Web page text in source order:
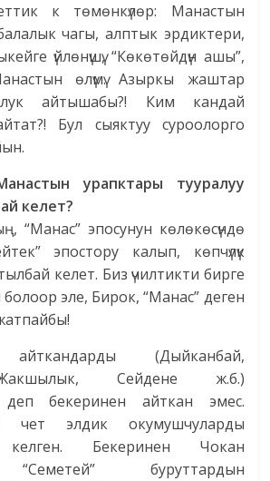
к төмөнкүлөр: Манастын
чагы, алптык эрдиктери,
үйлөнүшү, “Көкөтөйдүн ашы”,
өлүмү. Азыркы жаштар
айтышабы?! Ким кандай
Бул сыяктуу суроолорго
урапктары тууралуу
келет?
“Манас” эпосунун көлөкөсүндө
эпостору калып, көпчүлүк
келет. Биз үчилтикти бирге
эле, Бирок, “Манас” деген
айткандарды (Дыйканбай,
Сейдене ж.б.)
деп бекеринен айткан эмес.
чет элдик окумушчуларды
келген. Бекеринен Чокан
буруттардын